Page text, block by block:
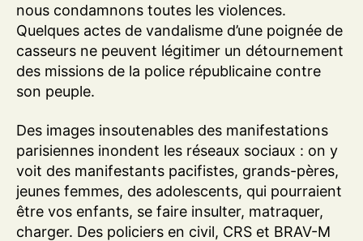
nous condamnons toutes les violences.
Quelques actes de vandalisme d’une poignée de
casseurs ne peuvent légitimer un détournement
des missions de la police républicaine contre
son peuple.
Des images insoutenables des manifestations
parisiennes inondent les réseaux sociaux : on y
voit des manifestants pacifistes, grands-pères,
jeunes femmes, des adolescents, qui pourraient
être vos enfants, se faire insulter, matraquer,
charger. Des policiers en civil, CRS et BRAV-M